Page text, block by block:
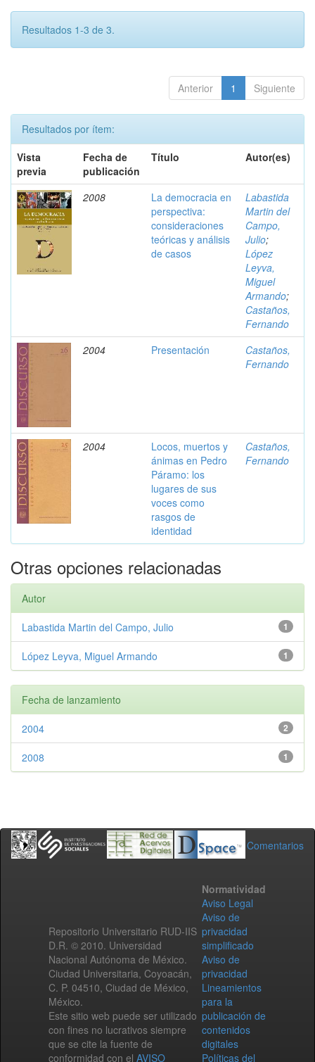
Resultados 1-3 de 3.
Anterior 1 Siguiente
Resultados por ítem:
Vista
previa
Fecha de
publicación
Título Autor(es)
2008
La democracia en
perspectiva:
consideraciones
teóricas y análisis
de casos
Labastida
Martin del
Campo,
Julio;
López
Leyva,
Miguel
Armando;
Castaños,
Fernando
2004
Presentación
Castaños,
Fernando
2004
Locos, muertos y
ánimas en Pedro
Páramo: los
lugares de sus
voces como
rasgos de
identidad
Castaños,
Fernando
Otras opciones relacionadas
Autor
1
Labastida Martin del Campo, Julio
1
López Leyva, Miguel Armando
Fecha de lanzamiento
2
2004
1
2008
Comentarios
Repositorio Universitario RUD-IIS
D.R. © 2010. Universidad
Nacional Autónoma de México.
Ciudad Universitaria, Coyoacán,
C. P. 04510, Ciudad de México,
México.
Este sitio web puede ser utilizado
con fines no lucrativos siempre
que se cite la fuente de
conformidad con el AVISO
Normatividad
Aviso Legal
Aviso de
privacidad
simplificado
Aviso de
privacidad
Lineamientos
para la
publicación de
contenidos
digitales
Políticas del